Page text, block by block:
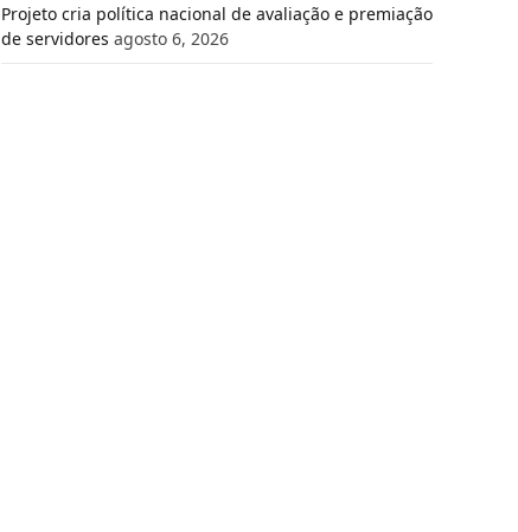
Projeto cria política nacional de avaliação e premiação
de servidores agosto 6, 2026